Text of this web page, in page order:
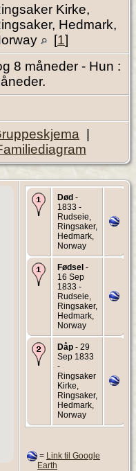
Kirke,
Hedmark,
[1]
8 måneder - Hun :
Død -
1833 -
Rudseie,
Ringsaker,
Hedmark,
Norway
Fødsel -
16 Sep
1833 -
Rudseie,
Ringsaker,
Hedmark,
Norway
Dåp - 29
Sep 1833
-
Ringsaker
Kirke,
Ringsaker,
Hedmark,
Norway
= Link til Google
Earth